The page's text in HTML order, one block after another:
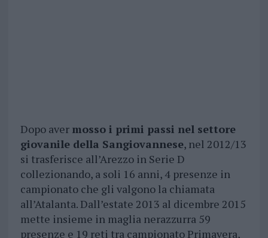
Dopo aver mosso i primi passi nel settore
giovanile della Sangiovannese, nel 2012/13
si trasferisce all’Arezzo in Serie D
collezionando, a soli 16 anni, 4 presenze in
campionato che gli valgono la chiamata
all’Atalanta. Dall’estate 2013 al dicembre 2015
mette insieme in maglia nerazzurra 59
presenze e 19 reti tra campionato Primavera,